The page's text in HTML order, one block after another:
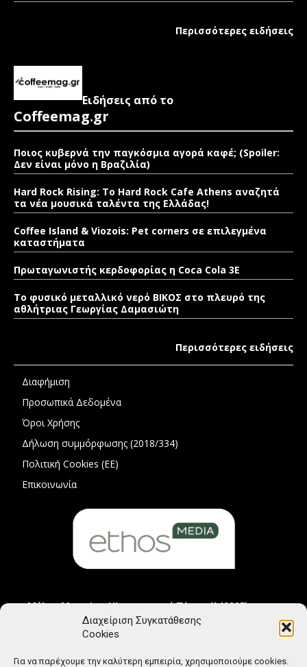
Διαχείριση Συγκατάθεσης
Cookies
Για να παρέχουμε την καλύτερη εμπειρία, χρησιμοποιούμε cookies.
Περισσότερες ειδήσεις
Ειδήσεις από το
Coffeemag.gr
Ποιος κυβερνά την παγκόσμια αγορά καφέ; (Spoiler:
Δεν είναι μόνο η Βραζιλία)
Hard Rock Rising: Το Hard Rock Cafe Athens αναζητά
τα νέα μουσικά ταλέντα της Ελλάδας!
Coffee Island & Viozois: Pet corners σε επιλεγμένα
καταστήματα
Πρωταγωνιστής κερδοφορίας η Coca Cola 3E
Το φυσικό μεταλλικό νερό ΒΙΚΟΣ στο πλευρό της
αθλήτριας Γεωργίας Δαμασιώτη
Περισσότερες ειδήσεις
Διαφήμιση
Προσωπικά Δεδομένα
Όροι Χρήσης
Δήλωση συμμόρφωσης (2018/334)
Πολιτική Cookies (ΕΕ)
Επικοινωνία
Μέλος Μητρώου Ηλεκτρονικού Τύπου (242225)